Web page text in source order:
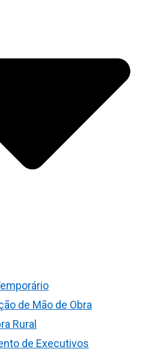
de Mão de Obra
Rural
de Executivos